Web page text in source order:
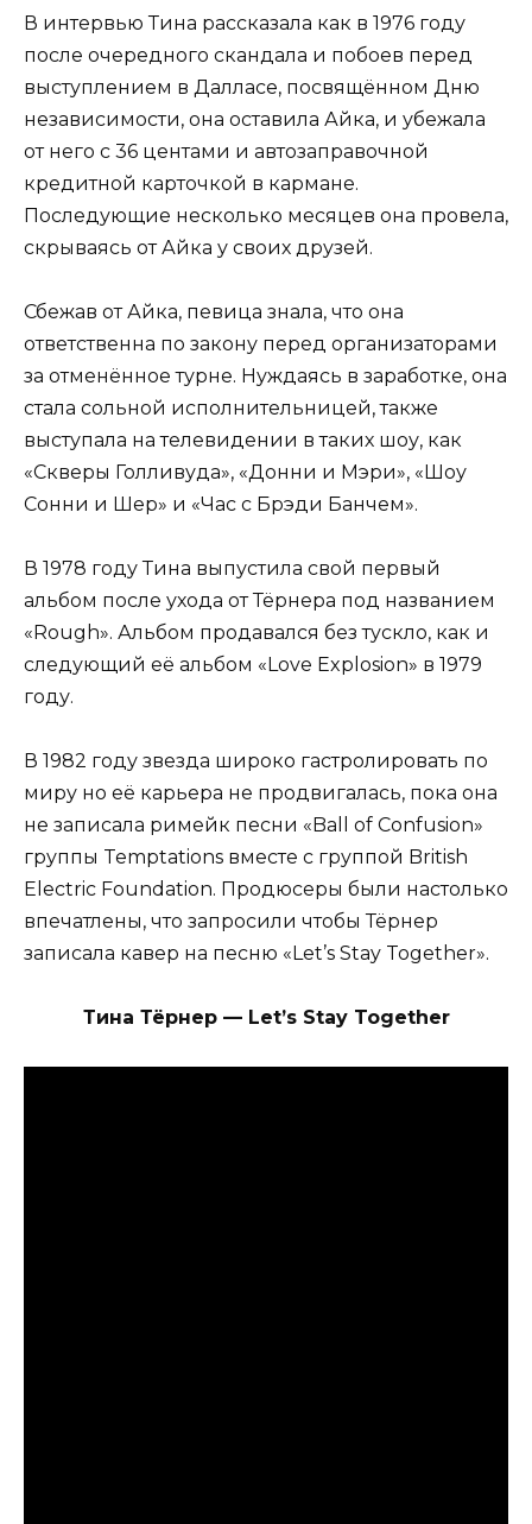
В интервью Тина рассказала как в 1976 году
после очередного скандала и побоев перед
выступлением в Далласе, посвящённом Дню
независимости, она оставила Айка, и убежала
от него с 36 центами и автозаправочной
кредитной карточкой в кармане.
Последующие несколько месяцев она провела,
скрываясь от Айка у своих друзей.
Сбежав от Айка, певица знала, что она
ответственна по закону перед организаторами
за отменённое турне. Нуждаясь в заработке, она
стала сольной исполнительницей, также
выступала на телевидении в таких шоу, как
«Скверы Голливуда», «Донни и Мэри», «Шоу
Сонни и Шер» и «Час с Брэди Банчем».
В 1978 году Тина выпустила свой первый
альбом после ухода от Тёрнера под названием
«Rough». Альбом продавался без тускло, как и
следующий её альбом «Love Explosion» в 1979
году.
В 1982 году звезда широко гастролировать по
миру но её карьера не продвигалась, пока она
не записала римейк песни «Ball of Confusion»
группы Temptations вместе с группой British
Electric Foundation. Продюсеры были настолько
впечатлены, что запросили чтобы Тёрнер
записала кавер на песню «Let’s Stay Together».
Тина Тёрнер — Let’s Stay Together